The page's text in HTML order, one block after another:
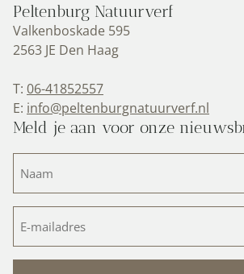
Peltenburg Natuurverf
Valkenboskade 595
2563 JE Den Haag
T: 06-41852557
E: info@peltenburgnatuurverf.nl
Meld je aan voor onze
(Vereist)
mailadres